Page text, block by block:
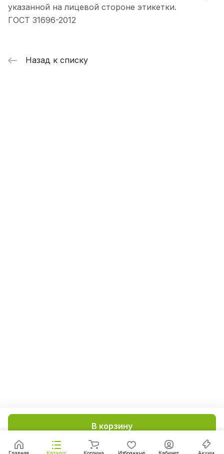
В корзину
указанной на лицевой стороне этикетки.
ГОСТ 31696-2012
Назад к списку